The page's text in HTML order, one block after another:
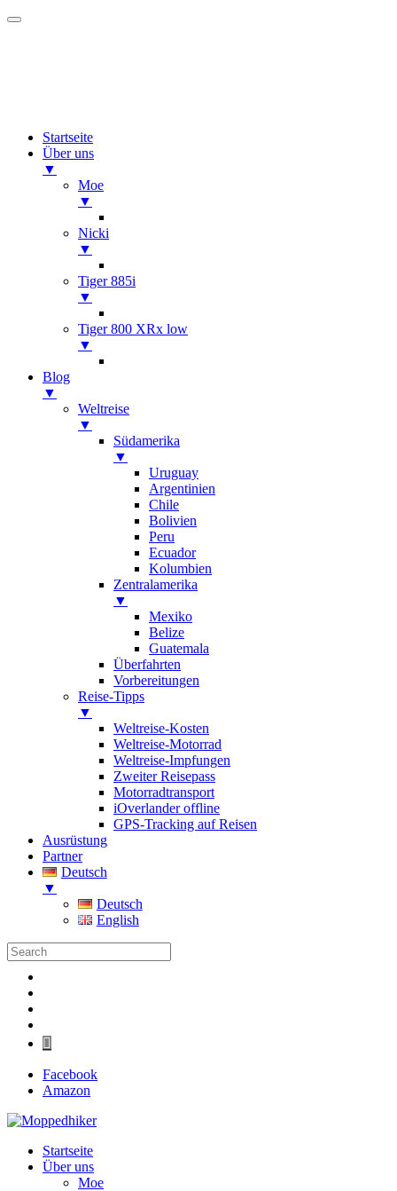
Startseite
Über uns
▼
Moe
▼
Nicki
▼
Tiger 885i
▼
Tiger 800 XRx low
▼
Blog
▼
Weltreise
▼
Südamerika
▼
Uruguay
Argentinien
Chile
Bolivien
Peru
Ecuador
Kolumbien
Zentralamerika
▼
Mexiko
Belize
Guatemala
Überfahrten
Vorbereitungen
Reise-Tipps
▼
Weltreise-Kosten
Weltreise-Motorrad
Weltreise-Impfungen
Zweiter Reisepass
Motorradtransport
iOverlander offline
GPS-Tracking auf Reisen
Ausrüstung
Partner
Deutsch
▼
Deutsch
English
Facebook
Amazon
Startseite
Über uns
Moe